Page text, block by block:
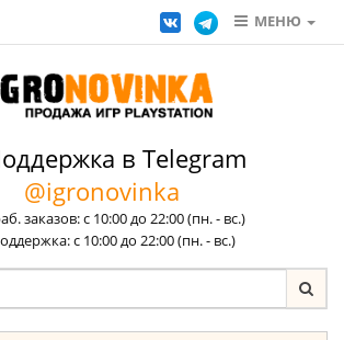
МЕНЮ
в Telegram
@igronovinka
заказов: с 10:00 до 22:00 (пн. - вс.)
с 10:00 до 22:00 (пн. - вс.)